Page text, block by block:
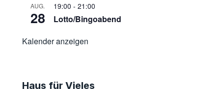
AUG.
28
19:00 - 21:00
Lotto/Bingoabend
Kalender anzeigen
Haus für Vieles